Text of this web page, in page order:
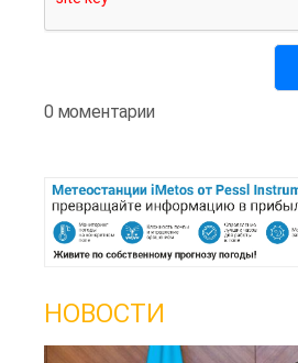
0 моментарии
НОВОСТИ